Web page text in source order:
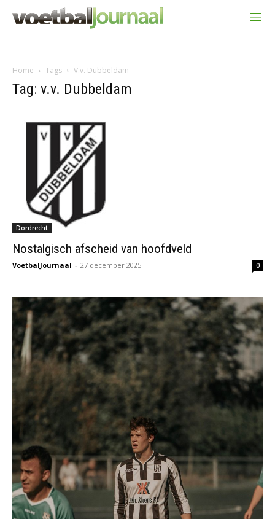
Home Tags V.v. Dubbeldam
Tag: v.v. Dubbeldam
Dordrecht
Nostalgisch afscheid van hoofdveld
VoetbalJournaal - 27 december 2025 0